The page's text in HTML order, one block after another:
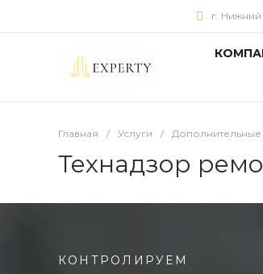
г. Нижний
Главная / Услуги /
Технадзор
КОНТРОЛИРУЕМ